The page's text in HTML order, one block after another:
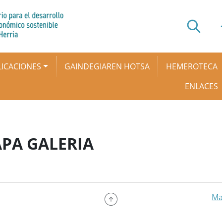
GAINDEGIAREN HOTSA
HEMEROTECA
ENLACES
GALERIA